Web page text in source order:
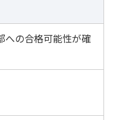
への合格可能性が確